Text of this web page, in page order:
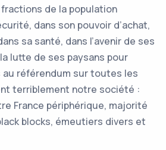
de la population
dans son pouvoir d’achat,
sa santé, dans l’avenir de ses
lutte de ses paysans pour
au référendum sur toutes les
terriblement notre société :
France périphérique, majorité
blocks, émeutiers divers et